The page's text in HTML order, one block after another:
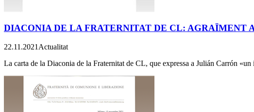
DIACONIA DE LA FRATERNITAT DE CL: AGRAÏMENT
22.11.2021 Actualitat
La carta de la Diaconia de la Fraternitat de CL, que expressa a Julián Carrón